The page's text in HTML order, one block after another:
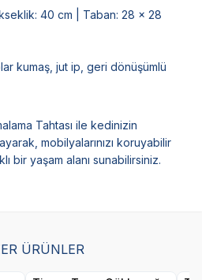
40 cm | Taban: 28 x 28
kumaş, jut ip, geri dönüşümlü
Tahtası ile kedinizin
mobilyalarınızı koruyabilir
bir yaşam alanı sunabilirsiniz.
ÜRÜNLER